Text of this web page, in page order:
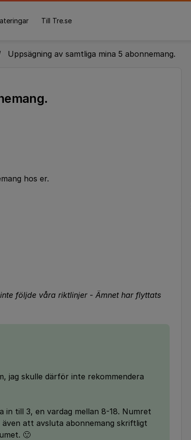
Till Tre.se
Uppsägning av samtliga mina 5 abonnemang.
hos er.
följde våra riktlinjer- Ämnet har flyttats
skulle därför inte rekommendera
in till 3, en vardag mellan 8-18. Numret
att avsluta abonnemang skriftligt
🙂